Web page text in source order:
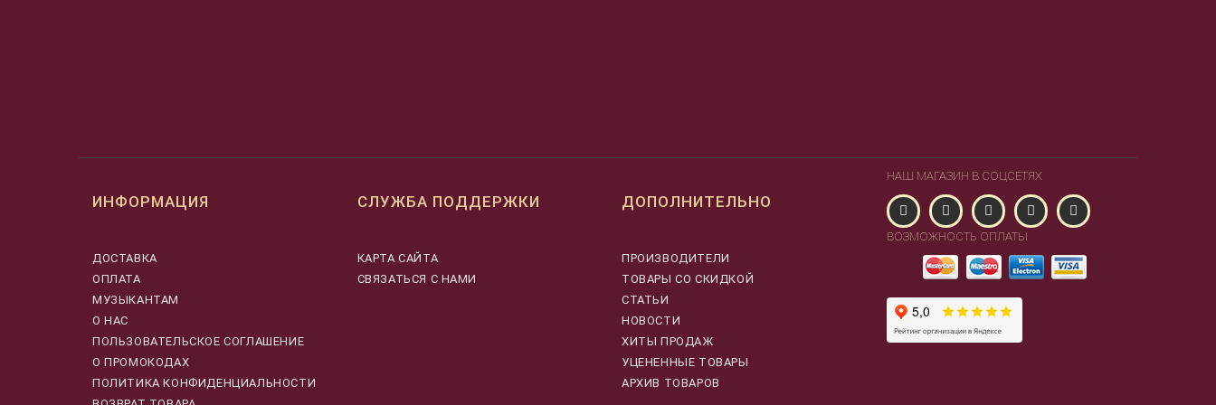
ИНФОРМАЦИЯ
ДОСТАВКА
ОПЛАТА
МУЗЫКАНТАМ
О НАС
ПОЛЬЗОВАТЕЛЬСКОЕ СОГЛАШЕНИЕ
О ПРОМОКОДАХ
ПОЛИТИКА КОНФИДЕНЦИАЛЬНОСТИ
СЛУЖБА ПОДДЕРЖКИ
КАРТА САЙТА
СВЯЗАТЬСЯ С НАМИ
ДОПОЛНИТЕЛЬНО
ПРОИЗВОДИТЕЛИ
ТОВАРЫ СО СКИДКОЙ
СТАТЬИ
НОВОСТИ
ХИТЫ ПРОДАЖ
УЦЕНЕННЫЕ ТОВАРЫ
АРХИВ ТОВАРОВ
НАШ МАГАЗИН В СОЦСЕТЯХ
ВОЗМОЖНОСТЬ ОПЛАТЫ